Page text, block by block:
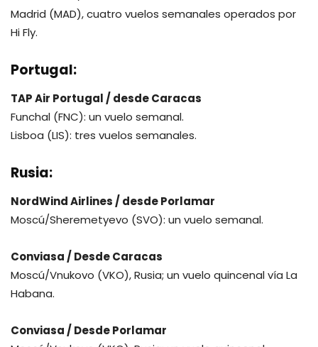
Madrid (MAD), cuatro vuelos semanales operados por
Hi Fly.
Portugal:
TAP Air Portugal / desde Caracas
Funchal (FNC): un vuelo semanal.
Lisboa (LIS): tres vuelos semanales.
Rusia:
NordWind Airlines / desde Porlamar
Moscú/Sheremetyevo (SVO): un vuelo semanal.
Conviasa / Desde Caracas
Moscú/Vnukovo (VKO), Rusia; un vuelo quincenal vía La
Habana.
Conviasa / Desde Porlamar